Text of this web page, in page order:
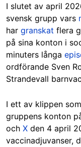
I slutet av april
svensk grupp vars
har granskat flera
på sina konton i
minuters långa
ordförande Sven
Strandevall
I ett av klippen
gruppens konton
och X den 4 april
vaccinadjuvanser,